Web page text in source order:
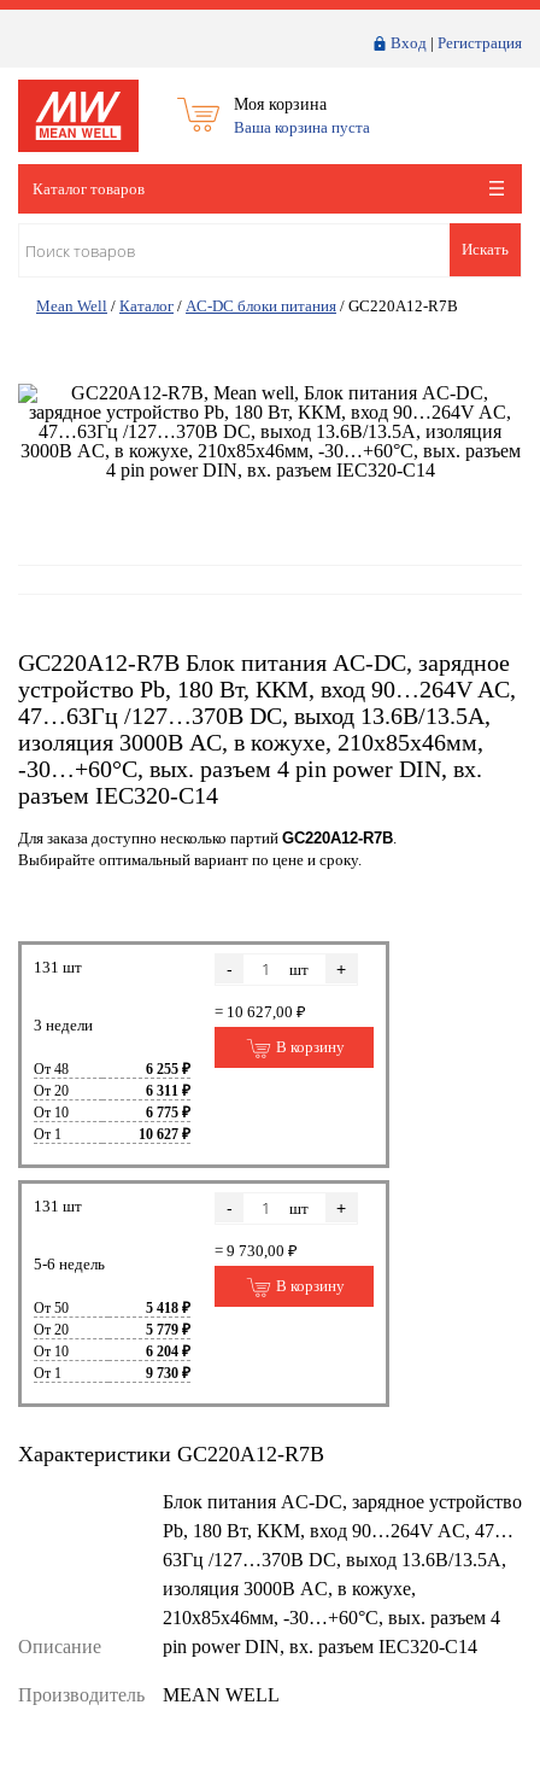
Вход | Регистрация
Моя корзина
Ваша корзина пуста
Каталог товаров
Искать
Mean Well / Каталог / AC-DC блоки питания / GC220A12-R7B
GC220A12-R7B Блок питания AC-DC, зарядное
устройство Pb, 180 Вт, ККМ, вход 90…264V AC,
47…63Гц /127…370В DC, выход 13.6В/13.5А,
изоляция 3000В AC, в кожухе, 210х85х46мм,
-30…+60°С, вых. разъем 4 pin power DIN, вх.
разъем IEC320-C14
Для заказа доступно несколько партий GC220A12-R7B
Выбирайте оптимальный вариант по цене и сроку.
131 шт
3 недели
От 48
6 255 ₽
От 20
6 311 ₽
От 10
6 775 ₽
От 1
10 627 ₽
- шт +
= 10 627,00 ₽
В корзину
131 шт
5-6 недель
От 50
5 418 ₽
От 20
5 779 ₽
От 10
6 204 ₽
От 1
9 730 ₽
- шт +
= 9 730,00 ₽
В корзину
Характеристики GC220A12-R7B
Описание
Блок питания AC-DC, зарядное устройство
Pb, 180 Вт, ККМ, вход 90…264V AC, 47…
63Гц /127…370В DC, выход 13.6В/13.5А,
изоляция 3000В AC, в кожухе,
210х85х46мм, -30…+60°С, вых. разъем 4
pin power DIN, вх. разъем IEC320-C14
Производитель MEAN WELL